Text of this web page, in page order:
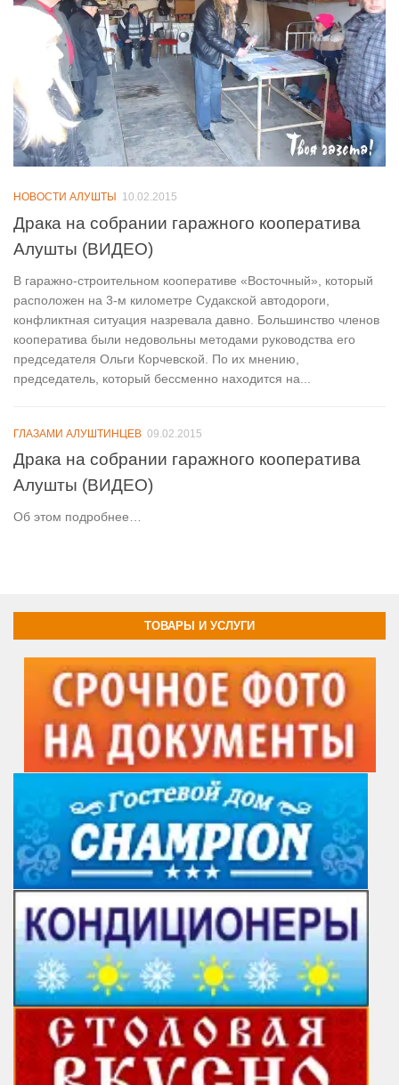
НОВОСТИ АЛУШТЫ 10.02.2015
Драка на собрании гаражного кооператива
Алушты (ВИДЕО)
В гаражно-строительном кооперативе «Восточный», который
расположен на 3-м километре Судакской автодороги,
конфликтная ситуация назревала давно. Большинство членов
кооператива были недовольны методами руководства его
председателя Ольги Корчевской. По их мнению,
председатель, который бессменно находится на...
ГЛАЗАМИ АЛУШТИНЦЕВ 09.02.2015
Драка на собрании гаражного кооператива
Алушты (ВИДЕО)
Об этом подробнее…
ТОВАРЫ И УСЛУГИ